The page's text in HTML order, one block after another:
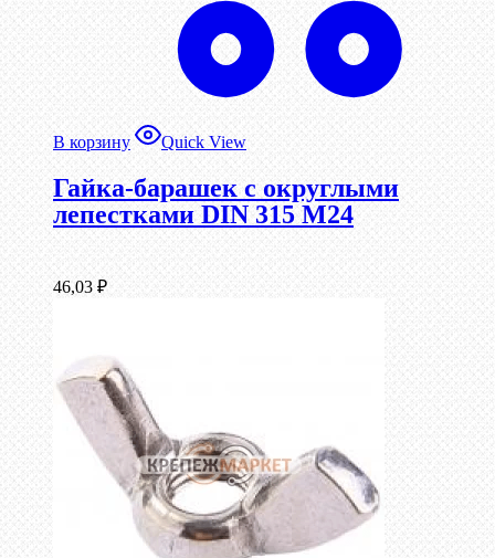
В корзину Quick View
Гайка-барашек с округлыми
лепестками DIN 315 М24
46,03 ₽